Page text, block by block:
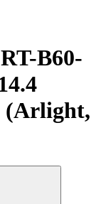
B60-
(Arlight,